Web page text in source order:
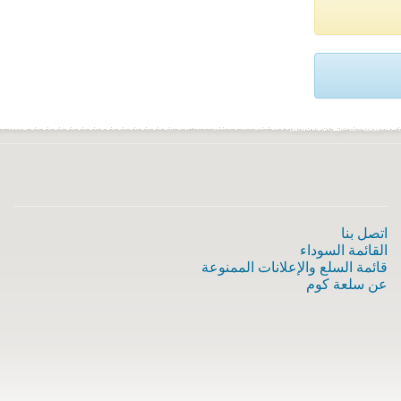
اتصل بنا
القائمة السوداء
قائمة السلع والإعلانات الممنوعة
عن سلعة كوم